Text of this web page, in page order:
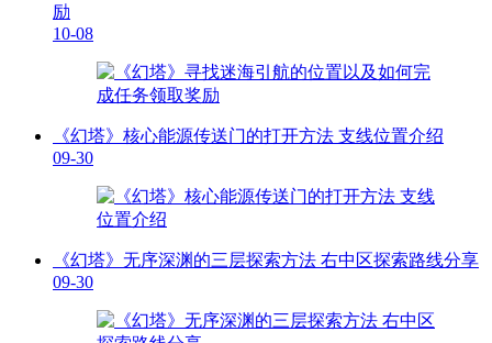
励
10-08
《幻塔》核心能源传送门的打开方法 支线位置介绍
09-30
《幻塔》无序深渊的三层探索方法 右中区探索路线分享
09-30